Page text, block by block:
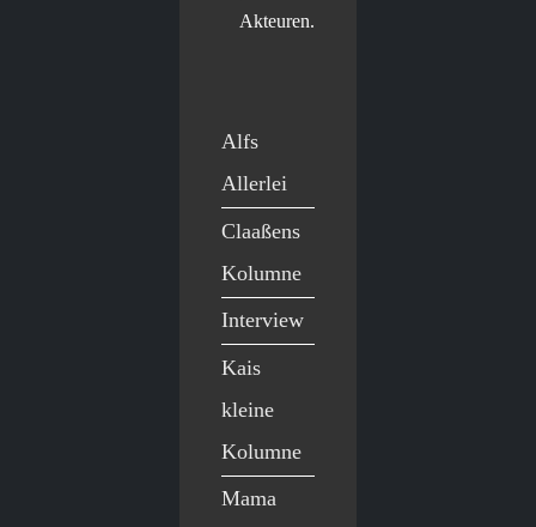
Akteuren.
Alfs
Allerlei
Claaßens
Kolumne
Interview
Kais
kleine
Kolumne
Mama